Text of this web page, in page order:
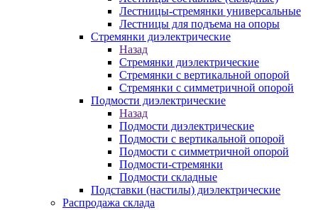
Лестницы-стремянки универсальные
Лестницы для подъема на опоры
Стремянки диэлектрические
Назад
Стремянки диэлектрические
Стремянки с вертикальной опорой
Стремянки с симметричной опорой
Подмости диэлектрические
Назад
Подмости диэлектрические
Подмости с вертикальной опорой
Подмости с симметричной опорой
Подмости-стремянки
Подмости складные
Подставки (настилы) диэлектрические
Распродажа склада